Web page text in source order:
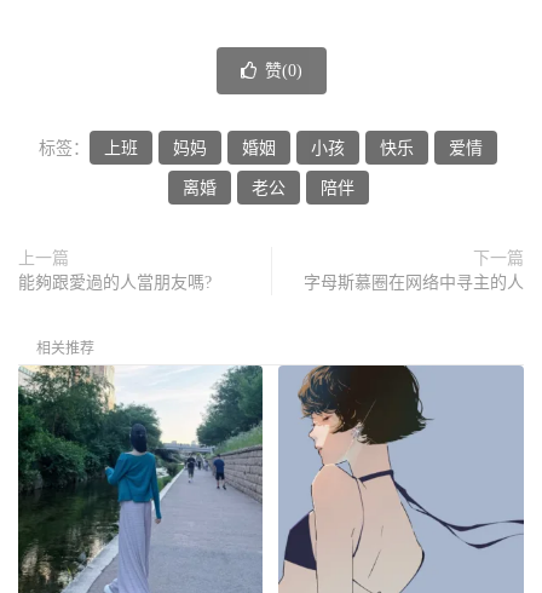
赞(0)
标签： 上班 妈妈 婚姻 小孩 快乐 爱情
离婚 老公 陪伴
上一篇
能夠跟愛過的人當朋友嗎?
下一篇
字母斯慕圈在网络中寻主的人
相关推荐